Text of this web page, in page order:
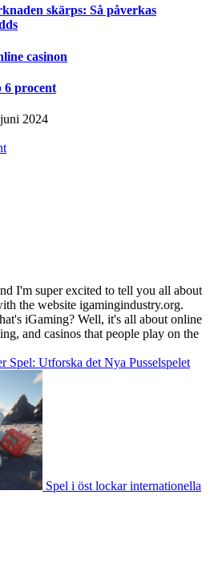
skärps: Så påverkas
casinon
6 procent
2024
I'm super excited to tell you all about
the website igamingindustry.org.
iGaming? Well, it's all about online
and casinos that people play on the
Spel: Utforska det Nya Pusselspelet
Spel i öst lockar internationella